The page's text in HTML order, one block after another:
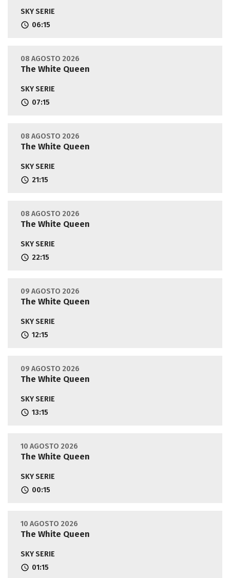
SKY SERIE
06:15
08 AGOSTO 2026
The White Queen
SKY SERIE
07:15
08 AGOSTO 2026
The White Queen
SKY SERIE
21:15
08 AGOSTO 2026
The White Queen
SKY SERIE
22:15
09 AGOSTO 2026
The White Queen
SKY SERIE
12:15
09 AGOSTO 2026
The White Queen
SKY SERIE
13:15
10 AGOSTO 2026
The White Queen
SKY SERIE
00:15
10 AGOSTO 2026
The White Queen
SKY SERIE
01:15